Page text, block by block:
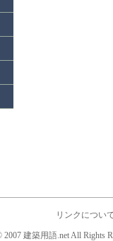
リンクについ
2007 建築用語.net All Rights